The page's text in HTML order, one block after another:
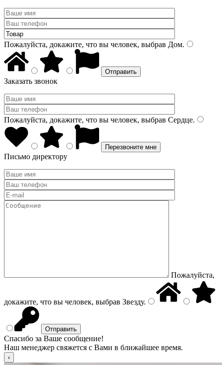
Пожалуйста, докажите, что вы человек, выбрав Дом.
Заказать звонок
Пожалуйста, докажите, что вы человек, выбрав Сердце.
Письмо директору
Пожалуйста,
докажите, что вы человек, выбрав Звезду.
Спасибо за Ваше сообщение!
Наш менеджер свяжется с Вами в ближайшее время.